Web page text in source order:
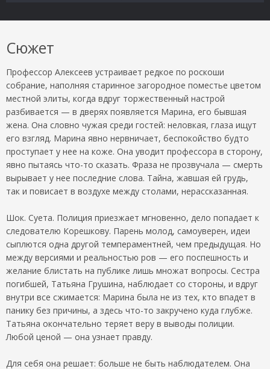
Сюжет
Профессор Алексеев устраивает редкое по роскоши
собрание, наполняя старинное загородное поместье цветом
местной элиты, когда вдруг торжественный настрой
разбивается — в дверях появляется Марина, его бывшая
жена. Она словно чужая среди гостей: неловкая, глаза ищут
его взгляд. Марина явно нервничает, беспокойство будто
проступает у нее на коже. Она уводит профессора в сторону,
явно пытаясь что-то сказать. Фраза не прозвучала — смерть
вырывает у нее последние слова. Тайна, жавшая ей грудь,
так и повисает в воздухе между столами, нерассказанная.
Шок. Суета. Полиция приезжает мгновенно, дело попадает к
следователю Корешкову. Парень молод, самоуверен, идеи
сыплются одна другой темпераментней, чем предыдущая. Но
между версиями и реальностью ров — его поспешность и
желание блистать на публике лишь множат вопросы. Сестра
погибшей, Татьяна Грушина, наблюдает со стороны, и вдруг
внутри все сжимается: Марина была не из тех, кто впадет в
панику без причины, а здесь что-то закручено куда глубже.
Татьяна окончательно теряет веру в выводы полиции.
Любой ценой — она узнает правду.
Для себя она решает: больше не быть наблюдателем. Она